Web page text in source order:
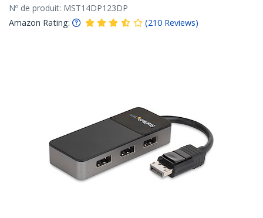
Nº de produit: MST14DP123DP
Amazon Rating:
(210 Reviews)